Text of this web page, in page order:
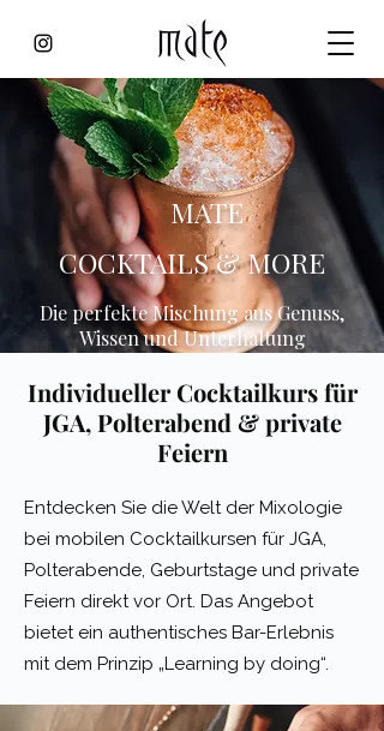
MATE
COCKTAILS & MORE
Die perfekte Mischung aus Genuss,
Wissen und Unterhaltung
Individueller Cocktailkurs für
JGA, Polterabend & private
Feiern
Entdecken Sie die Welt der Mixologie
bei mobilen Cocktailkursen für JGA,
Polterabende, Geburtstage und private
Feiern direkt vor Ort. Das Angebot
bietet ein authentisches Bar-Erlebnis
mit dem Prinzip „Learning by doing“.